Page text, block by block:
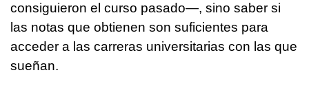
consiguieron el curso pasado—, sino saber si
las notas que obtienen son suficientes para
acceder a las carreras universitarias con las que
sueñan.